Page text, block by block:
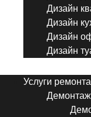
Дизайн
Дизайн
Дизайн
Дизайн
Услуги ремонта